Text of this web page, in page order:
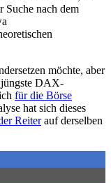
Suche nach dem
möchte, aber
jüngste DAX-
für die Börse
hat sich dieses
Reiterauf derselben